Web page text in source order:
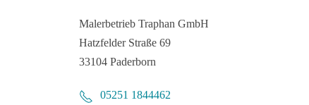
Malerbetrieb Traphan GmbH
Hatzfelder Straße 69
33104 Paderborn
05251 1844462